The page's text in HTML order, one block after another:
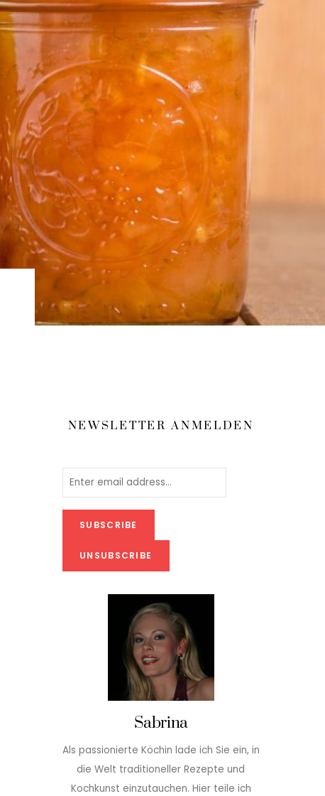
NEWSLETTER ANMELDEN
Sabrina
Als passionierte Köchin lade ich Sie ein, in
die Welt traditioneller Rezepte und
Kochkunst einzutauchen. Hier teile ich